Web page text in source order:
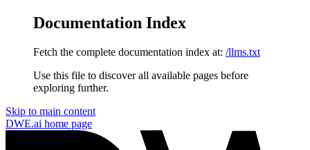
Documentation Index
Fetch the complete documentation index at: /llms.txt
Use this file to discover all available pages before
exploring further.
Skip to main content
DWE.ai home page